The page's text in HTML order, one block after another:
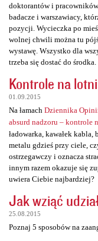
doktorantów i
badacze i warszawiacy,
pozycji. Wycieczka po
wolnej chwili można tu
wystawę. Wszystko dla
trzeba się dostać do środka.
Kontrole na
01.09.2015
Na łamach Dziennika
absurd nadzoru – kontrole
ładowarka, kawałek kabla,
metalu gdzieś przy ciele,
ostrzegawczy i oznacza
innym razem okazuje się
uwiera Ciebie najbardziej?
Jak wziąć
25.08.2015
Poznaj 5 sposobów na